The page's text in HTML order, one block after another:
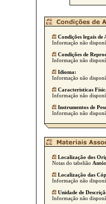
Condições legais de
Informação não
Condições de
Informação não
Idioma:
Informação não
Caracteristicas
Informação não
Instrumentos de
Informação não
Localização dos
Notas do tabelião
Localização das
Informação não
Unidade de
Informação não